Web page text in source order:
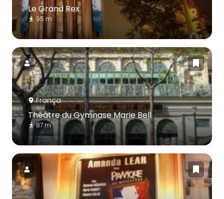
Le Grand Rex
95 m
França
Théâtre du Gymnase Marie Bell
87 m